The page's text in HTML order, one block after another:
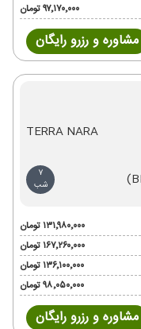
۹۷٬۱۷۰٬۰۰۰ تومان
مشاوره و رزرو رایگان
TERRA NARA
7
شب
۱۳۱٬۹۸۰٬۰۰۰ تومان
۱۶۷٬۲۶۰٬۰۰۰ تومان
۱۳۶٬۱۰۰٬۰۰۰ تومان
۹۸٬۰۵۰٬۰۰۰ تومان
مشاوره و رزرو رایگان